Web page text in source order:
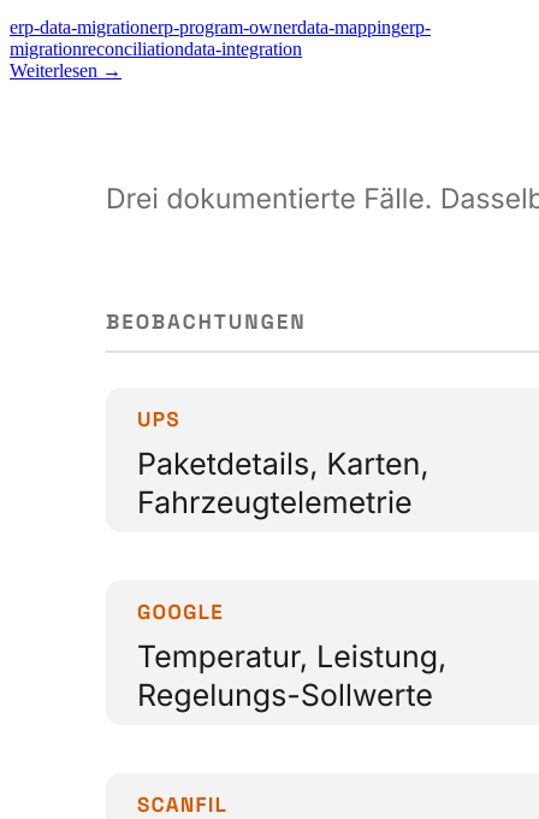
erp-data-migrationerp-program-ownerdata-mappingerp-
migrationreconciliationdata-integration
Weiterlesen →